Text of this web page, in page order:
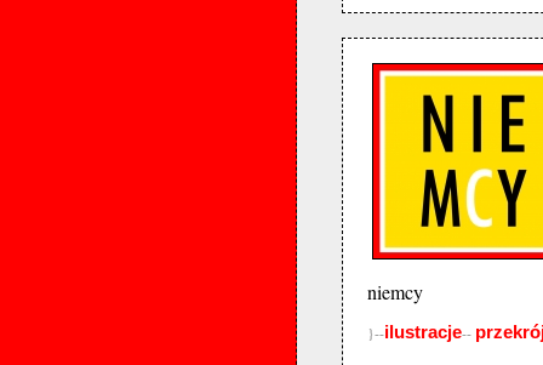
niemcy
}--ilustracje--